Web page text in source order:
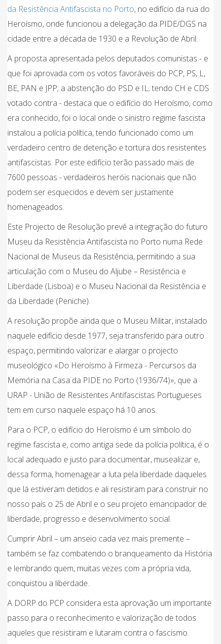
da Resistência Antifascista no Porto, no edifício da rua do
Heroísmo, onde funcionou a delegação da PIDE/DGS na
cidade entre a década de 1930 e a Revolução de Abril.
A proposta apresentada pelos deputados comunistas - e
que foi aprovada com os votos favoráveis do PCP, PS, L,
BE, PAN e JPP; a abstenção do PSD e IL; tendo CH e CDS
votado contra - destaca que o edifício do Heroísmo, como
era conhecido, foi o local onde o sinistro regime fascista
instalou a polícia política, tendo funcionado como um
verdadeiro centro de detenção e tortura dos resistentes
antifascistas. Por este edifício terão passado mais de
7600 pessoas - verdadeiros heróis nacionais que não
podem ser esquecidos e devem ser justamente
homenageados.
Este Projecto de Resolução prevê a integração do futuro
Museu da Resistência Antifascista no Porto numa Rede
Nacional de Museus da Resistência, permitindo a sua
articulação com o Museu do Aljube – Resistência e
Liberdade (Lisboa) e o Museu Nacional da Resistência e
da Liberdade (Peniche).
A resolução propõe ainda que o Museu Militar, instalado
naquele edifício desde 1977, seja transferido para outro
espaço, permitindo valorizar e alargar o projecto
museológico «Do Heroísmo à Firmeza - Percursos da
Memória na Casa da PIDE no Porto (1936/74)», que a
URAP - União de Resistentes Antifascistas Portugueses
tem em curso naquele espaço há 10 anos.
Para o PCP, o edifício do Heroísmo é um símbolo do
regime fascista e, como antiga sede da polícia política, é o
local adequado e justo para documentar, musealizar e,
dessa forma, homenagear a luta pela liberdade daqueles
que lá estiveram detidos e ali resistiram para construir no
nosso país o 25 de Abril e o seu projeto emancipador de
liberdade, progresso e desenvolvimento social.
Cumprir Abril – um anseio cada vez mais premente –
também se faz combatendo o branqueamento da História
e lembrando quem, muitas vezes com a própria vida,
conquistou a liberdade.
A DORP do PCP considera esta aprovação um importante
passo para o reconhecimento e valorização de todos
aqueles que resistiram e lutaram contra o fascismo.